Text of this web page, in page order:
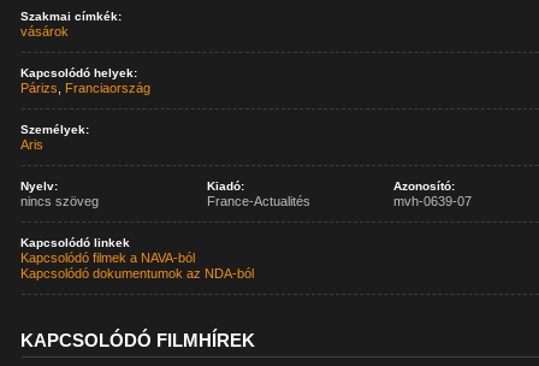
Szakmai címkék:
vásárok
Kapcsolódó helyek:
Párizs Franciaország
Személyek:
Aris
Nyelv:
nincs szöveg
Kiadó:
France-Actualités
Azonosító:
mvh-0639-07
Kapcsolódó linkek
Kapcsolódó filmek a NAVA-ból
Kapcsolódó dokumentumok az NDA-ból
KAPCSOLÓDÓ FILMHÍREK